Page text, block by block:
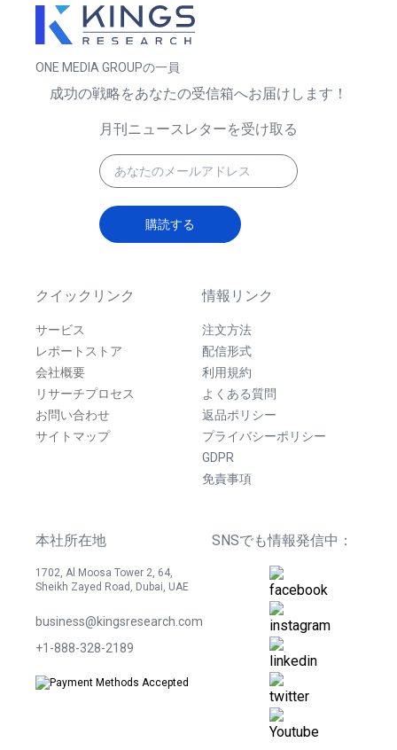
ONE MEDIA GROUPの一員
クイックリンク
サービス
レポートストア
会社概要
リサーチプロセス
お問い合わせ
サイトマップ
情報リンク
注文方法
配信形式
利用規約
よくある質問
返品ポリシー
プライバシーポリシー
GDPR
免責事項
本社所在地
1702, Al Moosa Tower 2, 64,
Sheikh Zayed Road, Dubai, UAE
business@kingsresearch.com
+1-888-328-2189
SNSでも情報発信中：
成功の戦略をあなたの受信箱へお届けします！
月刊ニュースレターを受け取る
購読する